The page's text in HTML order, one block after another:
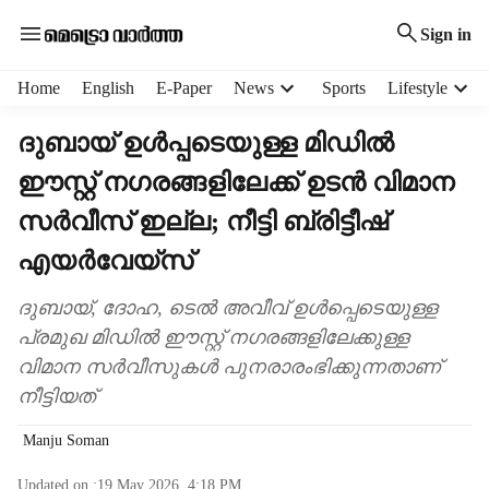
Sign in
Home English E-Paper News Sports Lifestyle
ദുബായ് ഉൾപ്പടെയുള്ള മിഡിൽ
ഈസ്റ്റ് നഗരങ്ങളിലേക്ക് ഉടൻ വിമാന
സർവീസ് ഇല്ല; നീട്ടി ബ്രിട്ടീഷ്
എയർവേയ്സ്
ദുബായ്, ദോഹ, ടെൽ അവീവ് ഉൾപ്പെടെയുള്ള
പ്രമുഖ മിഡിൽ ഈസ്റ്റ് നഗരങ്ങളിലേക്കുള്ള
വിമാന സർവീസുകൾ പുനരാരംഭിക്കുന്നതാണ്
നീട്ടിയത്
Manju Soman
Updated on :19 May 2026, 4:18 PM